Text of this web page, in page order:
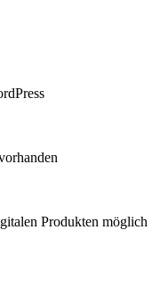
Produkten möglich